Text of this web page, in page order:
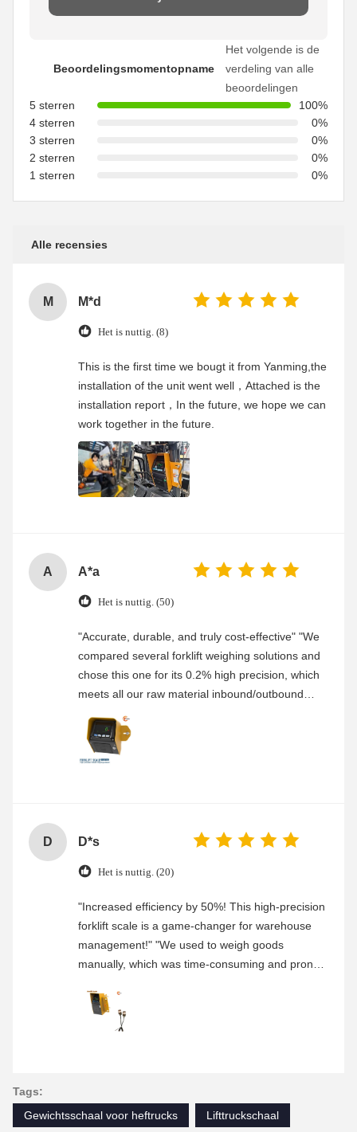
Beoordelingsmomentopname
Het volgende is de
verdeling van alle
beoordelingen
5 sterren
100%
4 sterren
0%
3 sterren
0%
2 sterren
0%
1 sterren
0%
Alle recensies
M M*d
Het is nuttig. (8)
This is the first time we bougt it from Yanming,the
installation of the unit went well，Attached is the
installation report，In the future, we hope we can
work together in the future.
A A*a
Het is nuttig. (50)
"Accurate, durable, and truly cost-effective" "We
compared several forklift weighing solutions and
chose this one for its 0.2% high precision, which
meets all our raw material inbound/outbound
weighing needs. The build is robust—after more
than half a year of heavy use, it remains perfectly
stable. Easy to install and fully compatible with
D D*s
Het is nuttig. (20)
"Increased efficiency by 50%! This high-precision
forklift scale is a game-changer for warehouse
management!" "We used to weigh goods
manually, which was time-consuming and prone
0.2% precision, weighing has become seamless
—integrated directly into the loading process.
Tags:
Gewichtsschaal voor heftrucks
Lifttruckschaal